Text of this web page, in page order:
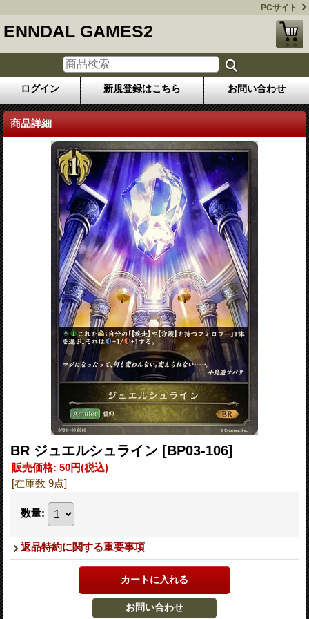
PCサイト
ENNDAL GAMES2
ログイン 新規登録はこちら お問い合わせ
商品詳細
BR ジュエルシュライン [BP03-106]
販売価格: 50円(税込)
[在庫数 9点]
数量:
返品特約に関する重要事項